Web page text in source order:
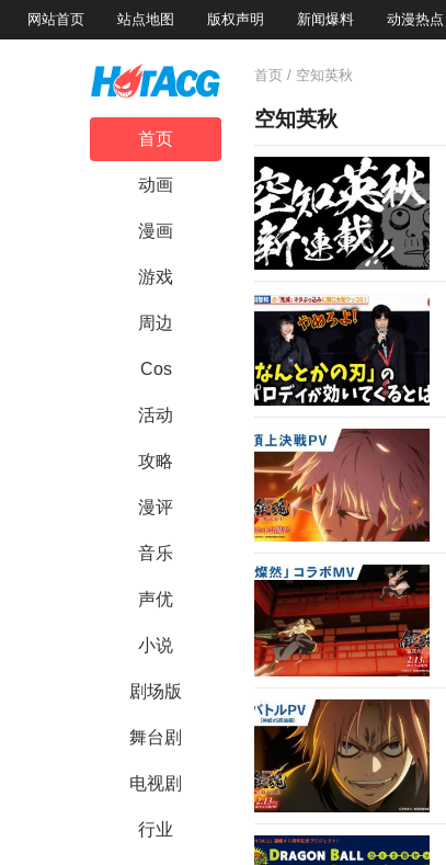
网站首页 站点地图 版权声明 新闻爆料 动漫热点
首页
动画
漫画
游戏
周边
Cos
活动
攻略
漫评
音乐
声优
小说
剧场版
舞台剧
电视剧
行业
首页 / 空知英秋
空知英秋